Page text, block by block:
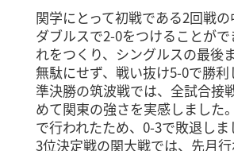
関学にとって初戦である2回戦の
ダブルスで2-0をつけることが
れをつくり、シングルスの最後
無駄にせず、戦い抜け5-0で勝利
準決勝の筑波戦では、全試合接
めて関東の強さを実感しました
で行われたため、0-3で敗退しま
3位決定戦の関大戦では、先月